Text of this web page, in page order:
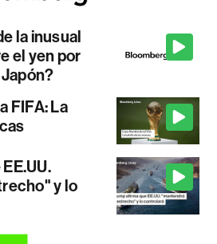
la inusual
el yen por
Japón?
FIFA: La
y lo